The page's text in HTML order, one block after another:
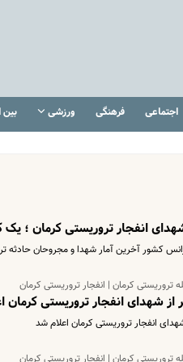
اجتماعی فرهنگی ورزشی بین
تروریستی کرمان ؛ یک کودک ۸ ساله بین
کشور آخرین آمار شهدا و مجروحان حادثه
تروریستی کرمان | انفجار تروریستی کرمان
تروریستی کرمان | انفجار تروریستی کرمان